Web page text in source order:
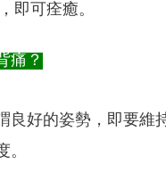
即可痊癒。
痛？
良好的姿勢，即要維
。